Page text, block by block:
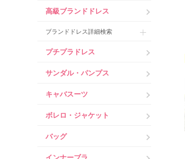
高級ブランドドレス
ブランドドレス詳細検索
プチプラドレス
サンダル・パンプス
キャバスーツ
ボレロ・ジャケット
バッグ